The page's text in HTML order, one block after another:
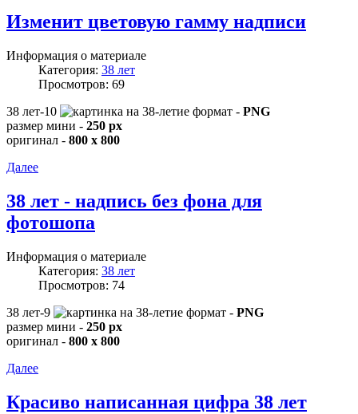
Изменит цветовую гамму надписи
Информация о материале
Категория: 38 лет
Просмотров: 69
38 лет-10
формат - PNG
размер мини - 250 px
оригинал - 800 x 800
Далее
38 лет - надпись без фона для
фотошопа
Информация о материале
Категория: 38 лет
Просмотров: 74
38 лет-9
формат - PNG
размер мини - 250 px
оригинал - 800 x 800
Далее
Красиво написанная цифра 38 лет